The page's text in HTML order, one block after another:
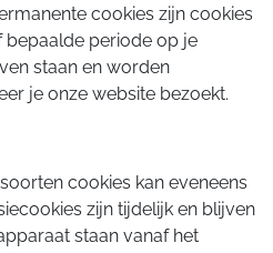
cookies zijn cookies
periode op je
staan en worden
je onze website bezoekt.
cookies kan eveneens
zijn tijdelijk en blijven
staan vanaf het